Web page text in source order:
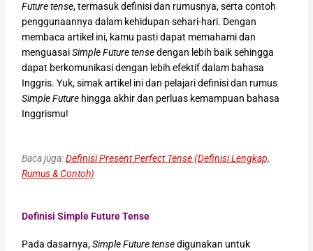
Future tense, termasuk definisi dan rumusnya, serta contoh
penggunaannya dalam kehidupan sehari-hari. Dengan
membaca artikel ini, kamu pasti dapat memahami dan
menguasaiSimple Future tensedengan lebih baik sehingga
dapat berkomunikasi dengan lebih efektif dalam bahasa
Inggris. Yuk, simak artikel ini dan pelajari definisi dan rumus
Simple Future hingga akhir dan perluas kemampuan bahasa
Inggrismu!
Baca juga:Definisi Present Perfect Tense (Definisi Lengkap,
Rumus & Contoh)
Definisi Simple Future Tense
Pada dasarnya,Simple Future tensedigunakan untuk